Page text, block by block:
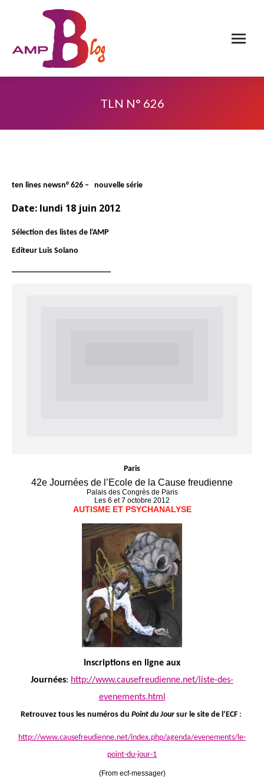
TLN N° 626
ten lines newsn° 626 – nouvelle série
Date: lundi 18 juin 2012
Sélection des listes de l’AMP
Editeur Luis Solano
________________________
Paris
42e Journées de l’Ecole de la Cause freudienne
Palais des Congrès de Paris
Les 6 et 7 octobre 2012
AUTISME ET PSYCHANALYSE
Inscriptions en ligne aux
Journées: http://www.causefreudienne.net/liste-des-
evenements.html
Retrouvez tous les numéros du Point du Jour sur le site de l’ECF :
http://www.causefreudienne.net/index.php/agenda/evenements/le-
point-du-jour-1
(From ecf-messager)